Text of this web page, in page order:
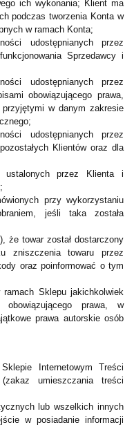
ich wykonania; Klient ma
podczas tworzenia Konta w
w ramach Konta;
udostępnianych przez
Sprzedawcy i
udostępnianych przez
obowiązującego prawa,
w danym zakresie
udostępnianych przez
Klientów oraz dla
przez Klienta i
przy wykorzystaniu
jeśli taka została
że towar został dostarczony
zniszczenia towaru przez
oraz poinformować o tym
Sklepu jakichkolwiek
prawa, w
prawa autorskie osób
Internetowym Treści
umieszczania treści
lub wszelkich innych
w posiadanie informacji